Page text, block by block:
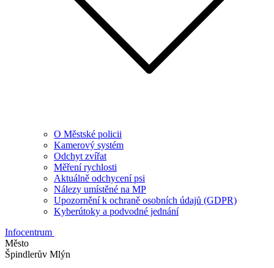
O Městské policii
Kamerový systém
Odchyt zvířat
Měření rychlosti
Aktuálně odchycení psi
Nálezy umístěné na MP
Upozornění k ochraně osobních údajů (GDPR)
Kyberútoky a podvodné jednání
Infocentrum
Město
Špindlerův Mlýn